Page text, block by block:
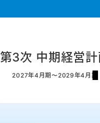
第3次 中期経営計
2027年4月期〜2029年4月期